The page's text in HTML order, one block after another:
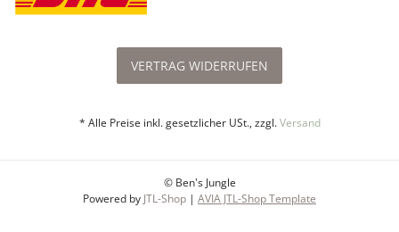
VERTRAG WIDERRUFEN
* Alle Preise inkl. gesetzlicher USt., zzgl.Versand
© Ben's Jungle
Powered by JTL-Shop | AVIA JTL-Shop Template